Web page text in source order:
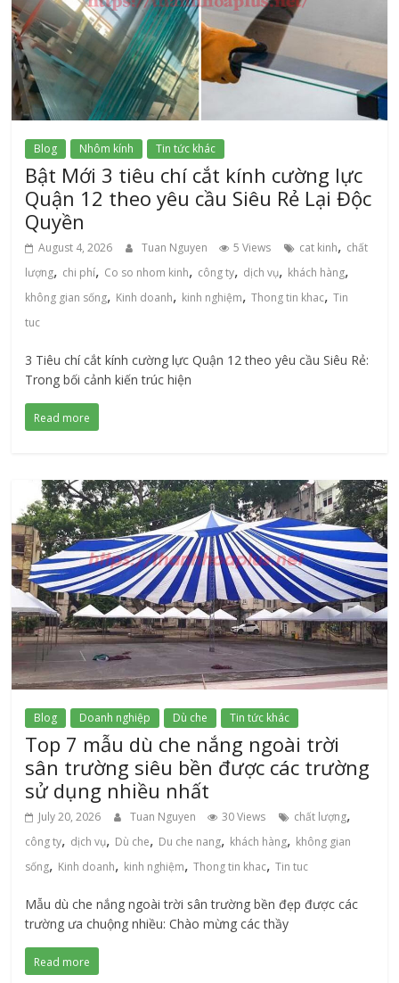
Blog Nhôm kính Tin tức khác
Bật Mới 3 tiêu chí cắt kính cường lực
Quận 12 theo yêu cầu Siêu Rẻ Lại Độc
Quyền
August 4, 2026 Tuan Nguyen 5 Views cat kinh, chất
lượng, chi phí, Co so nhom kinh, công ty, dịch vụ, khách hàng,
không gian sống, Kinh doanh, kinh nghiệm,Thong tin khac,Tin
tuc
3 Tiêu chí cắt kính cường lực Quận 12 theo yêu cầu Siêu Rẻ:
Trong bối cảnh kiến trúc hiện
Read more
Blog Doanh nghiệp Dù che Tin tức khác
Top 7 mẫu dù che nắng ngoài trời
sân trường siêu bền được các trường
sử dụng nhiều nhất
July 20, 2026 Tuan Nguyen 30 Views chất lượng,
công ty, dịch vụ, Dù che, Du che nang, khách hàng, không gian
sống, Kinh doanh, kinh nghiệm,Thong tin khac,Tin tuc
Mẫu dù che nắng ngoài trời sân trường bền đẹp được các
trường ưa chuộng nhiều: Chào mừng các thầy
Read more